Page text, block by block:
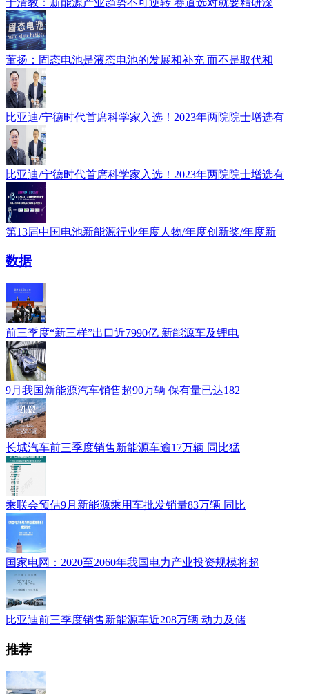
董扬：固态电池是液态电池的发展和补充 而不是取代和
比亚迪/宁德时代首席科学家入选！2023年两院院士增选有
比亚迪/宁德时代首席科学家入选！2023年两院院士增选有
第13届中国电池新能源行业年度人物/年度创新奖/年度新
数据
前三季度“新三样”出口近7990亿 新能源车及锂电
9月我国新能源汽车销售超90万辆 保有量已达182
长城汽车前三季度销售新能源车逾17万辆 同比猛
乘联会预估9月新能源乘用车批发销量83万辆 同比
国家电网：2020至2060年我国电力产业投资规模将超
比亚迪前三季度销售新能源车近208万辆 动力及储
推荐